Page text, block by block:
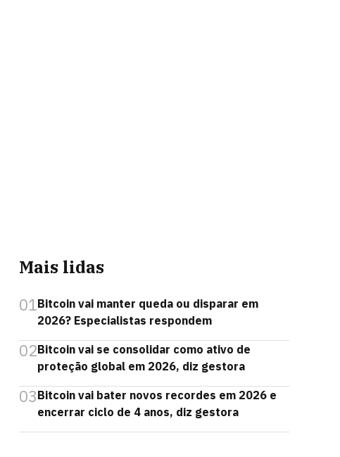
Mais lidas
01Bitcoin vai manter queda ou disparar em
2026? Especialistas respondem
02Bitcoin vai se consolidar como ativo de
proteção global em 2026, diz gestora
03Bitcoin vai bater novos recordes em 2026 e
encerrar ciclo de 4 anos, diz gestora